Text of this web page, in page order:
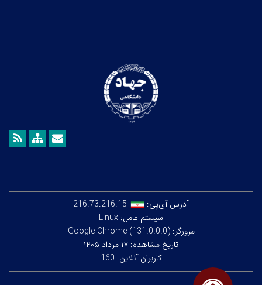
آدرس آی‌پی:
216.73.216.15
سیستم عامل: Linux
مرورگر: Google Chrome (131.0.0.0)
تاریخ مشاهده: ۱۷ مرداد ۱۴۰۵
کاربران آنلاین: 160